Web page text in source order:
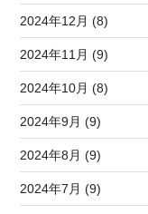
2024年12月 (8)
2024年11月 (9)
2024年10月 (8)
2024年9月 (9)
2024年8月 (9)
2024年7月 (9)